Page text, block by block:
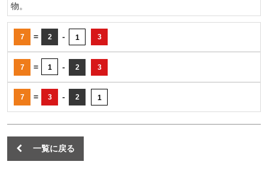
物。
7 = 2 - 1 3
7 = 1 - 2 3
7 = 3 - 2 1
一覧に戻る